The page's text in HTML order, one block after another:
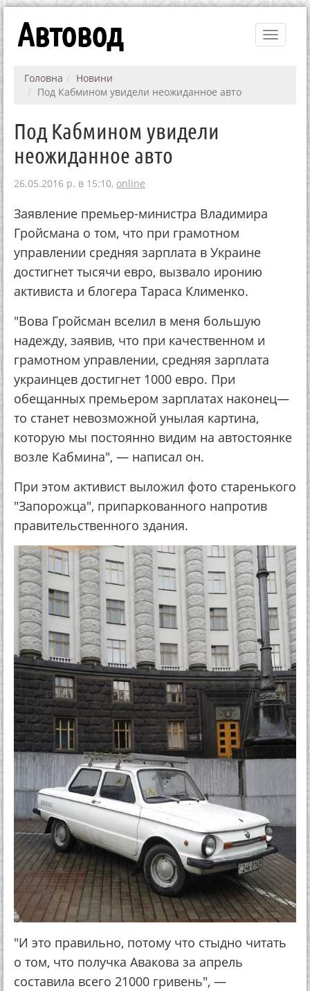
Toggle
Автовод
Головна
Новини
Под Кабмином увидели неожиданное авто
Под Кабмином увидели
неожиданное авто
26.05.2016 р. в 15:10, online
Заявление премьер-министра Владимира
Гройсмана о том, что при грамотном
управлении средняя зарплата в Украине
достигнет тысячи евро, вызвало иронию
активиста и блогера Тараса Клименко.
"Вова Гройсман вселил в меня большую
надежду, заявив, что при качественном и
грамотном управлении, средняя зарплата
украинцев достигнет 1000 евро. При
обещанных премьером зарплатах наконец—
то станет невозможной унылая картина,
которую мы постоянно видим на автостоянке
возле Кабмина", — написал он.
При этом активист выложил фото старенького
"Запорожца", припаркованного напротив
правительственного здания.
"И это правильно, потому что стыдно читать
о том, что получка Авакова за апрель
составила всего 21000 гривень", —